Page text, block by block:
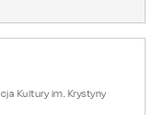
Kultury im. Krystyny